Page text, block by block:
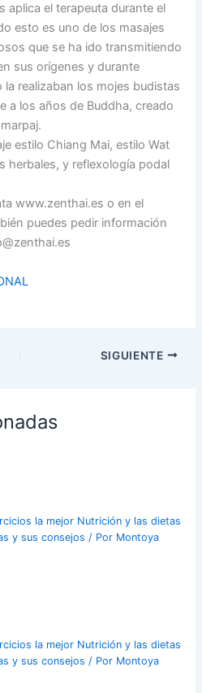
aplica el terapeuta durante el
esto es uno de los masajes
que se ha ido transmitiendo
sus orígenes y durante
realizaban los mojes budistas
a los años de Buddha, creado
estilo Chiang Mai, estilo Wat
herbales, y reflexología podal
www.zenthai.es o en el
puedes pedir información
SIGUIENTE
la mejor Nutrición y las dietas
y sus consejos / Por Montoya
la mejor Nutrición y las dietas
y sus consejos / Por Montoya